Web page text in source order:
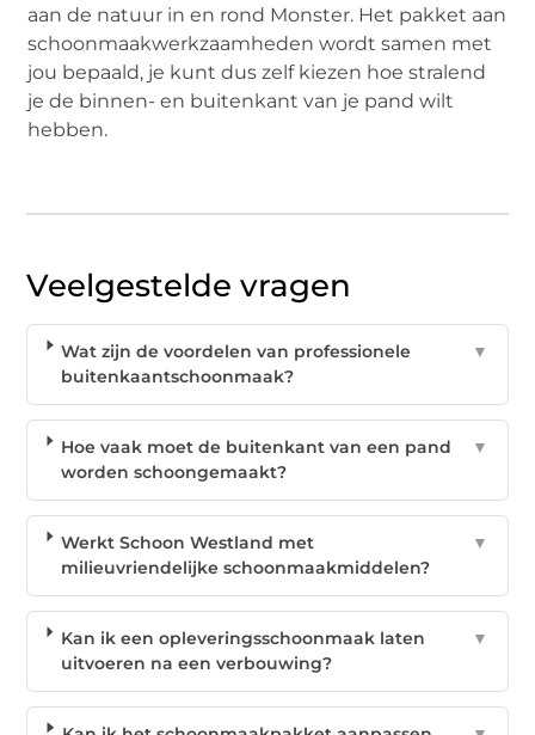
aan de natuur in en rond Monster. Het pakket aan
schoonmaakwerkzaamheden wordt samen met
jou bepaald, je kunt dus zelf kiezen hoe stralend
je de binnen- en buitenkant van je pand wilt
hebben.
Veelgestelde vragen
Wat zijn de voordelen van professionele
buitenkaantschoonmaak?
▼
Hoe vaak moet de buitenkant van een pand
worden schoongemaakt?
▼
Werkt Schoon Westland met
milieuvriendelijke schoonmaakmiddelen?
▼
Kan ik een opleveringsschoonmaak laten
uitvoeren na een verbouwing?
▼